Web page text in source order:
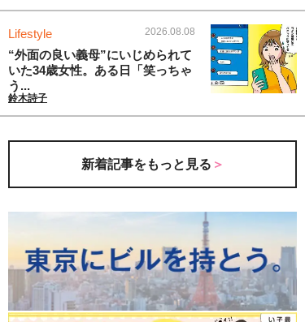
Lifestyle 2026.08.08
“外面の良い義母”にいじめられて
いた34歳女性。ある日「笑っちゃ
う...
鈴木詩子
新着記事をもっと見る